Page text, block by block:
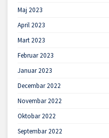
Maj 2023
April 2023
Mart 2023
Februar 2023
Januar 2023
Decembar 2022
Novembar 2022
Oktobar 2022
Septembar 2022